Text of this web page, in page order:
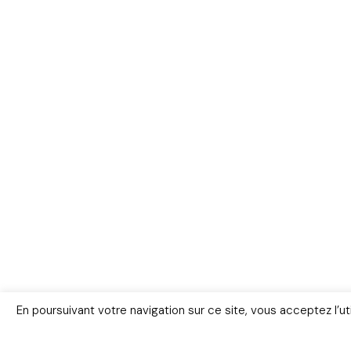
© Copyright 2026 – www.police-
En poursuivant votre navigation sur ce site, vous acceptez